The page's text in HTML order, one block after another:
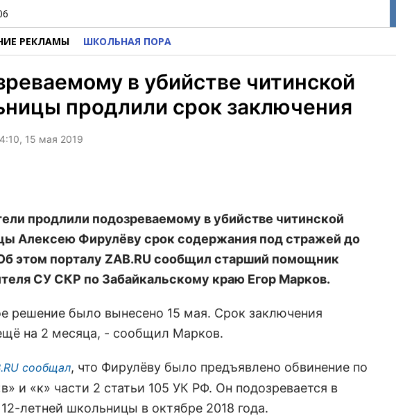
РЕКЛАМЫ ШКОЛЬНАЯ ПОРА
в убийстве читинской
продлили срок заключения
15 мая 2019
продлили подозреваемому в убийстве читинской
Алексею Фирулёву срок содержания под стражей до
этом порталу ZAB.RU сообщил старший помощник
СУ СКР по Забайкальскому краю Егор Марков.
решение было вынесено 15 мая. Срок заключения
на 2 месяца, - сообщил Марков.
сообщал, что Фирулёву было предъявлено обвинение по
и «к» части 2 статьи 105 УК РФ. Он подозревается в
летней школьницы в октябре 2018 года.